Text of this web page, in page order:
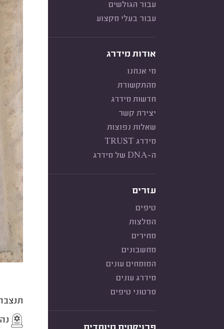
עבור הגולשים
עבור בעלי מקצוע
אודות מידרג
מי אנחנו
מהתקשורת
חדשות מידרג
יצירת קשר
שאלות נפוצות
מידרג TRUST
ה-DNA של מידרג
עזרים
טיפים
המלצות
מחירים
מחשבונים
המומחים עונים
מידרג עונים
סרטוני טיפים